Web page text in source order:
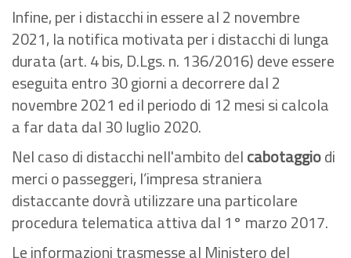
Infine, per i distacchi in essere al 2 novembre
2021, la notifica motivata per i distacchi di lunga
durata (art. 4 bis, D.Lgs. n. 136/2016) deve essere
eseguita entro 30 giorni a decorrere dal 2
novembre 2021 ed il periodo di 12 mesi si calcola
a far data dal 30 luglio 2020.
Nel caso di distacchi nell'ambito delcabotaggiodi
merci o passeggeri, l’impresa straniera
distaccante dovrà utilizzare una particolare
procedura telematica attiva dal 1° marzo 2017.
Le informazioni trasmesse al Ministero del